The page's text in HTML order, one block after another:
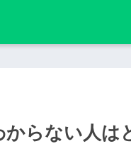
らない人は